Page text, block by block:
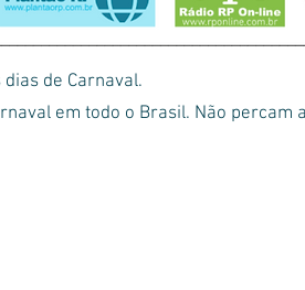
de Carnaval.
em todo o Brasil. Não